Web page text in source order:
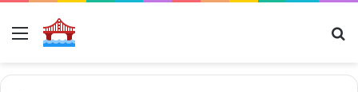
Menü